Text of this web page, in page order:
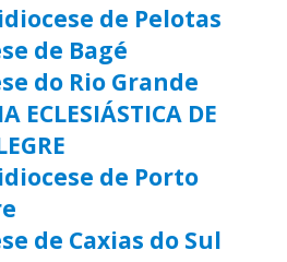
de Pelotas
de Bagé
do Rio Grande
ECLESIÁSTICA DE
de Porto
de Caxias do Sul